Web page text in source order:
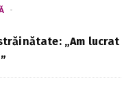
„Am lucrat